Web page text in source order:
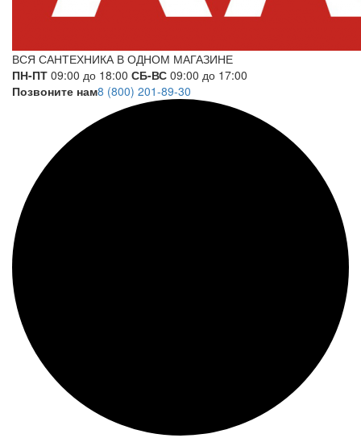
ВСЯ САНТЕХНИКА В ОДНОМ МАГАЗИНЕ
ПН-ПТ 09:00 до 18:00 СБ-ВС 09:00 до 17:00
Позвоните нам8 (800) 201-89-30